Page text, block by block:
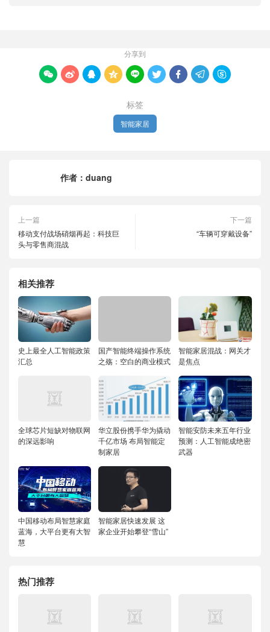
分享到
        
标签
智能家居
作者： duang
上一篇
移动支付战场硝烟再起：科技巨
头与零售商混战
下一篇
“车辆可穿戴设备”
相关推荐
史上最全人工智能政策
汇总
国产智能终端操作系统
之殇：空白的商业模式
智能家居混战：网关才
是焦点
全球芯片短缺对物联网
的深远影响
华立股份携手华为撬动
千亿市场 布局智能定
制家居
智能安防未来五年行业
预测：人工智能成绝密
武器
中国移动布局智慧家庭
蓝海，大平台更有大智
慧
智能家居快速发展 这
家企业开始攀登“雪山”
热门推荐